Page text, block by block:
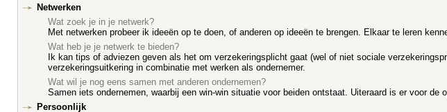
Netwerken
Wat zoek je in je netwerk?
Met netwerken probeer ik ideeën op te doen, of anderen op ideeën te brengen. Elkaar te leren
Wat heb je je netwerk te bieden?
Ik kan tips of adviezen geven als het om verzekeringsplicht gaat (wel of niet sociale
verzekeringsuitkering in combinatie met werken als ondernemer.
Wat wil je nog eens samen met anderen ondernemen?
Samen iets ondernemen, waarbij een win-win situatie voor beiden ontstaat. Uiteraard is er voor
Persoonlijk